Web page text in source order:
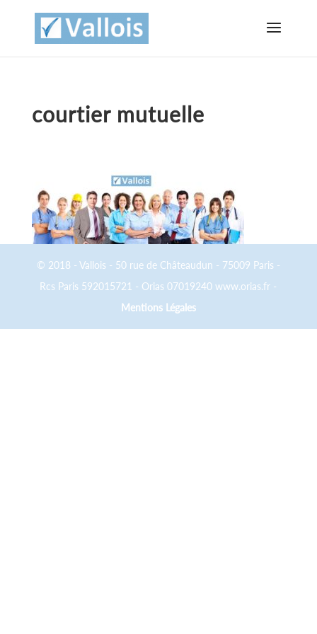
courtier mutuelle
© 2018 - Vallois - 50 rue de Châteaudun - 75009 Paris -
Rcs Paris 592015721 - Orias 07019240 www.orias.fr -
Mentions Légales